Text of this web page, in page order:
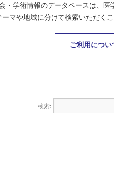
・学術情報のデータベースは、
マや地域に分けて検索いただく
ご利用につい
検索: